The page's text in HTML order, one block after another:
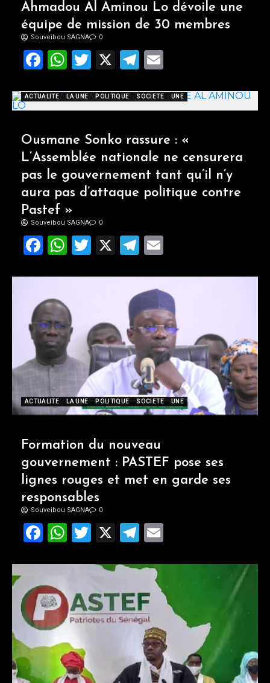
ACTUALITE LA UNE POLITIQUE SOCIETE UNE
Ahmadou Al Aminou Lo dévoile une
équipe de mission de 30 membres
Souveibou SAGNA 0
Facebook
WhatsApp
Twitter
X Telegram
ACTUALITE LA UNE POLITIQUE SOCIETE UNE
Ousmane Sonko rassure : «
L’Assemblée nationale ne censurera
pas le gouvernement tant qu’il n’y
aura pas d’attaque politique contre
Pastef »
Souveibou SAGNA 0
Facebook
WhatsApp
Twitter
X Telegram
Formation du nouveau
gouvernement : PASTEF pose ses
lignes rouges et met en garde ses
responsables
Souveibou SAGNA 0
Facebook
WhatsApp
Twitter
X Telegram